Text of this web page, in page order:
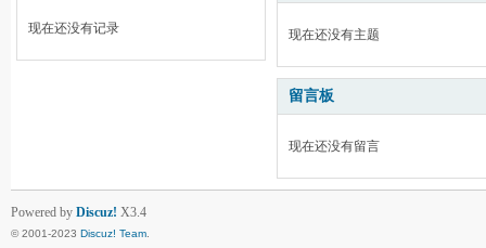
现在还没有记录 现在还没有主题
留言板
现在还没有留言
Powered by Discuz! X3.4
© 2001-2023 Discuz! Team